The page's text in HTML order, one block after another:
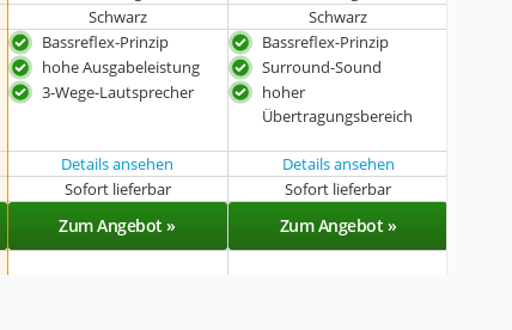
Schwarz Schwarz
Bassreflex-Prinzip
hohe Ausgabeleistung
3-Wege-Lautsprecher
Bassreflex-Prinzip
Surround-Sound
hoher
Übertragungsbereich
Details ansehen
Details ansehen
Sofort lieferbar
Sofort lieferbar
Zum Angebot » Zum Angebot »